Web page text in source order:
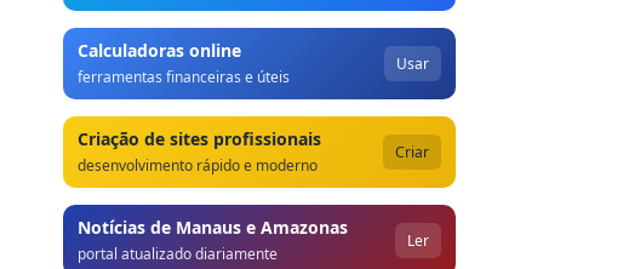
Calculadoras online
ferramentas financeiras e úteis
Usar
Criação de sites profissionais
desenvolvimento rápido e moderno
Criar
Notícias de Manaus e Amazonas
portal atualizado diariamente
Ler